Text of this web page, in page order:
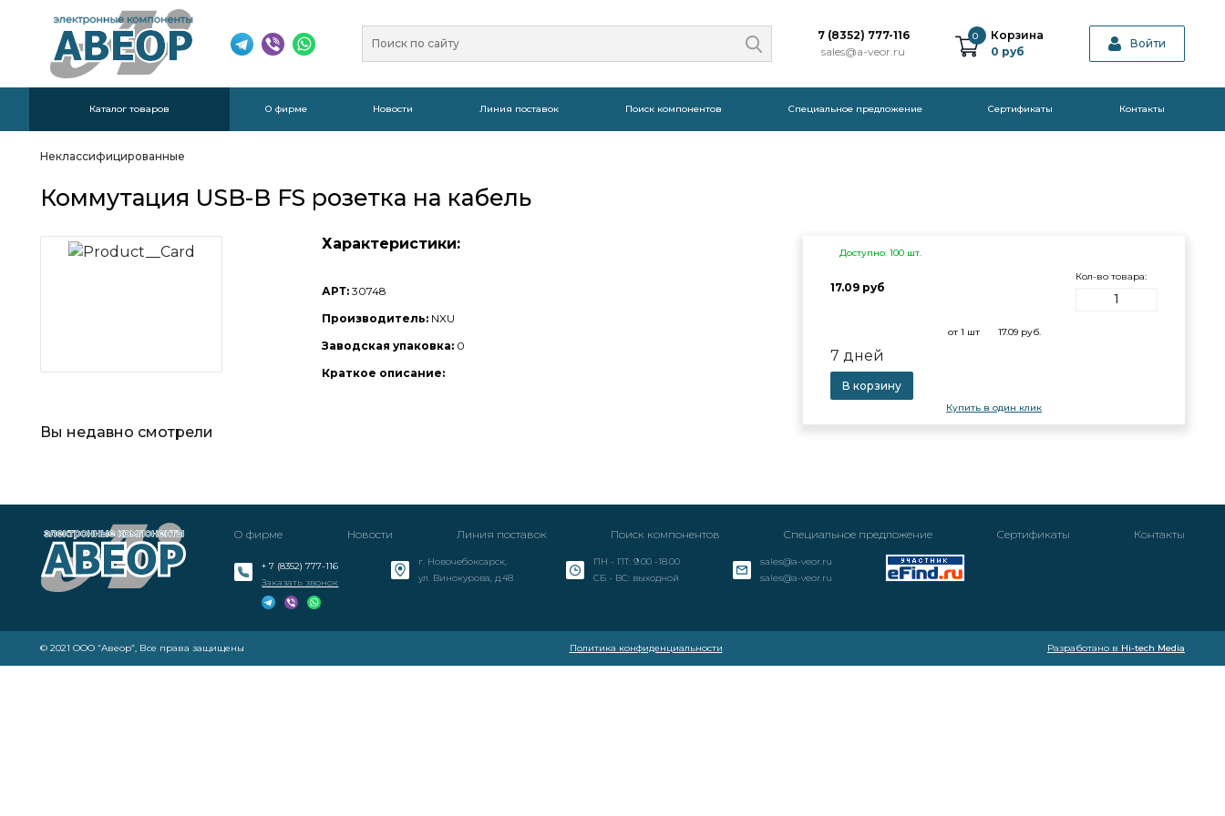
7 (8352) 777-116
sales@a-veor.ru
0
Корзина
0 руб
Войти
Каталог товаров О фирме Новости Линия поставок Поиск компонентов Специальное предложение Cертификаты Контакты
Неклассифицированные
Коммутация USB-B FS розетка на кабель
Характеристики:
АРТ:30748
Производитель: NXU
Заводская упаковка: 0
Краткое описание:
Доступно: 100 шт.
17.09 руб
Кол-во товара:
от 1 шт 17.09руб.
7 дней
В корзину
Купить в один клик
Вы недавно смотрели
О фирме Новости Линия поставок Поиск компонентов Специальное предложение Cертификаты Контакты
+ 7 (8352) 777-116
Заказать звонок
г. Новочебоксарск,
ул. Винокурова, д.48
ПН - ПТ: 9.00 -18.00
СБ - ВС: выходной
sales@a-veor.ru
sales@a-veor.ru
© 2021 ООО “Авеор”, Все права защищены Политика конфиденциальности Разработано в Hi-tech Media